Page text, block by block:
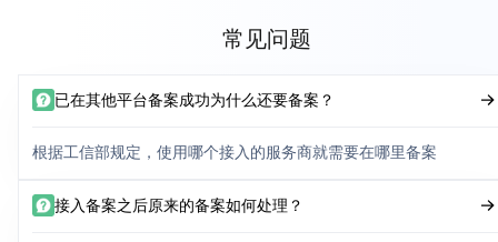
常见问题
已在其他平台备案成功为什么还要备案？
根据工信部规定，使用哪个接入的服务商就需要在哪里备案
接入备案之后原来的备案如何处理？